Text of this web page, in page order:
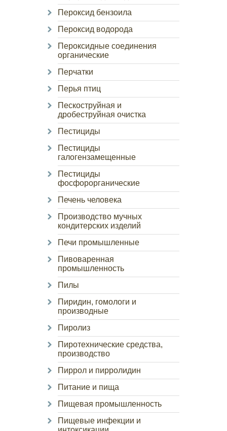
Пероксид бензоила
Пероксид водорода
Пероксидные соединения
органические
Перчатки
Перья птиц
Пескоструйная и
дробеструйная очистка
Пестициды
Пестициды
галогензамещенные
Пестициды
фосфорорганические
Печень человека
Производство мучных
кондитерских изделий
Печи промышленные
Пивоваренная
промышленность
Пилы
Пиридин, гомологи и
производные
Пиролиз
Пиротехнические средства,
производство
Пиррол и пирролидин
Питание и пища
Пищевая промышленность
Пищевые инфекции и